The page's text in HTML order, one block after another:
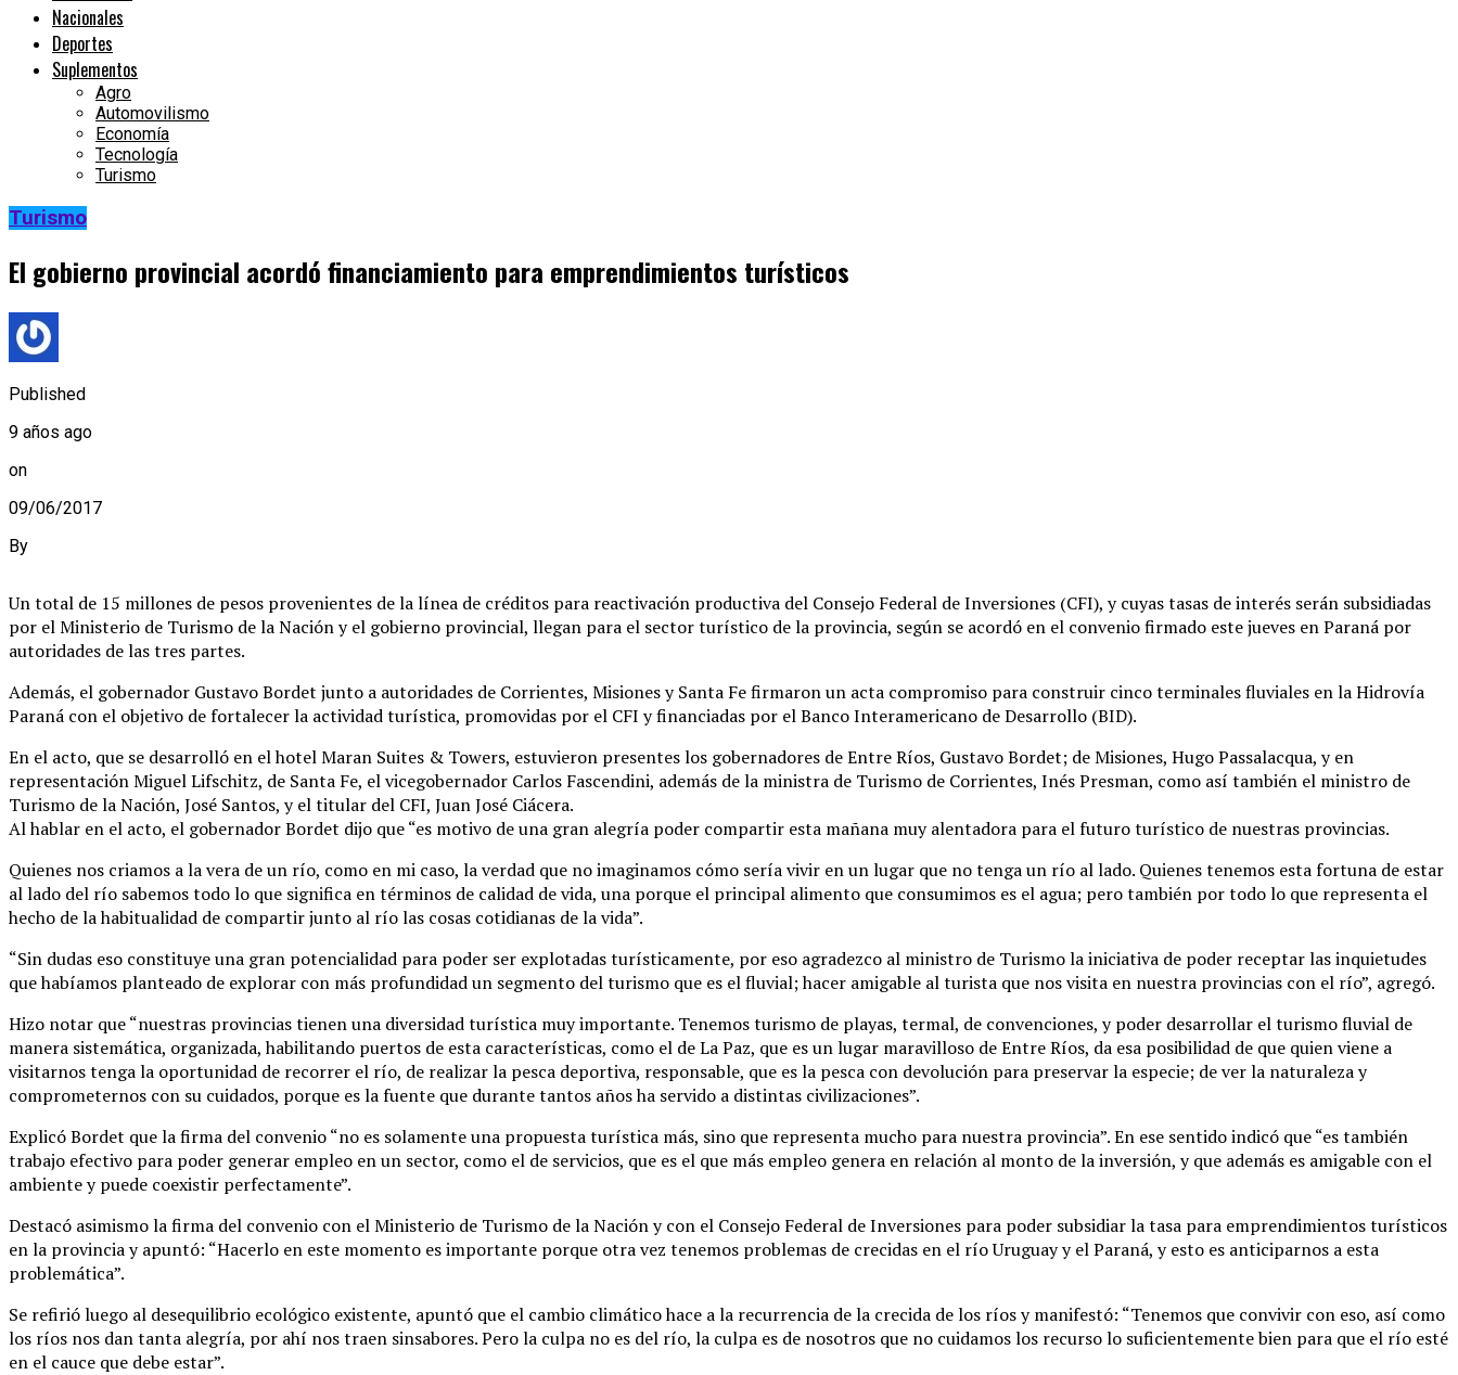
Nacionales
Deportes
Suplementos
Agro
Automovilismo
Economía
Tecnología
Turismo
Turismo
El gobierno provincial acordó financiamiento para emprendimientos turísticos
Published
9 años ago
on
09/06/2017
By
Un total de 15 millones de pesos provenientes de la línea de créditos para reactivación productiva del Consejo Federal de Inversiones (CFI), y cuyas tasas de interés serán subsidiadas
por el Ministerio de Turismo de la Nación y el gobierno provincial, llegan para el sector turístico de la provincia, según se acordó en el convenio firmado este jueves en Paraná por
autoridades de las tres partes.
Además, el gobernador Gustavo Bordet junto a autoridades de Corrientes, Misiones y Santa Fe firmaron un acta compromiso para construir cinco terminales fluviales en la Hidrovía
Paraná con el objetivo de fortalecer la actividad turística, promovidas por el CFI y financiadas por el Banco Interamericano de Desarrollo (BID).
En el acto, que se desarrolló en el hotel Maran Suites & Towers, estuvieron presentes los gobernadores de Entre Ríos, Gustavo Bordet; de Misiones, Hugo Passalacqua, y en
representación Miguel Lifschitz, de Santa Fe, el vicegobernador Carlos Fascendini, además de la ministra de Turismo de Corrientes, Inés Presman, como así también el ministro de
Turismo de la Nación, José Santos, y el titular del CFI, Juan José Ciácera.
Al hablar en el acto, el gobernador Bordet dijo que “es motivo de una gran alegría poder compartir esta mañana muy alentadora para el futuro turístico de nuestras provincias.
Quienes nos criamos a la vera de un río, como en mi caso, la verdad que no imaginamos cómo sería vivir en un lugar que no tenga un río al lado. Quienes tenemos esta fortuna de estar
al lado del río sabemos todo lo que significa en términos de calidad de vida, una porque el principal alimento que consumimos es el agua; pero también por todo lo que representa el
hecho de la habitualidad de compartir junto al río las cosas cotidianas de la vida”.
“Sin dudas eso constituye una gran potencialidad para poder ser explotadas turísticamente, por eso agradezco al ministro de Turismo la iniciativa de poder receptar las inquietudes
que habíamos planteado de explorar con más profundidad un segmento del turismo que es el fluvial; hacer amigable al turista que nos visita en nuestra provincias con el río”, agregó.
Hizo notar que “nuestras provincias tienen una diversidad turística muy importante. Tenemos turismo de playas, termal, de convenciones, y poder desarrollar el turismo fluvial de
manera sistemática, organizada, habilitando puertos de esta características, como el de La Paz, que es un lugar maravilloso de Entre Ríos, da esa posibilidad de que quien viene a
visitarnos tenga la oportunidad de recorrer el río, de realizar la pesca deportiva, responsable, que es la pesca con devolución para preservar la especie; de ver la naturaleza y
comprometernos con su cuidados, porque es la fuente que durante tantos años ha servido a distintas civilizaciones”.
Explicó Bordet que la firma del convenio “no es solamente una propuesta turística más, sino que representa mucho para nuestra provincia”. En ese sentido indicó que “es también
trabajo efectivo para poder generar empleo en un sector, como el de servicios, que es el que más empleo genera en relación al monto de la inversión, y que además es amigable con el
ambiente y puede coexistir perfectamente”.
Destacó asimismo la firma del convenio con el Ministerio de Turismo de la Nación y con el Consejo Federal de Inversiones para poder subsidiar la tasa para emprendimientos turísticos
en la provincia y apuntó: “Hacerlo en este momento es importante porque otra vez tenemos problemas de crecidas en el río Uruguay y el Paraná, y esto es anticiparnos a esta
problemática”.
Se refirió luego al desequilibrio ecológico existente, apuntó que el cambio climático hace a la recurrencia de la crecida de los ríos y manifestó: “Tenemos que convivir con eso, así como
los ríos nos dan tanta alegría, por ahí nos traen sinsabores. Pero la culpa no es del río, la culpa es de nosotros que no cuidamos los recurso lo suficientemente bien para que el río esté
en el cauce que debe estar”.